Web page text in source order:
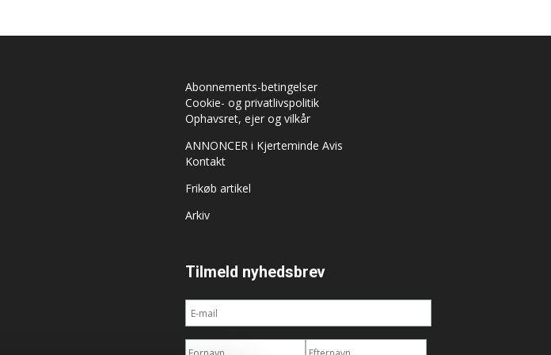
Abonnements-betingelser
Cookie- og privatlivspolitik
Ophavsret, ejer og vilkår
ANNONCER i Kjerteminde Avis
Kontakt
Frikøb artikel
Arkiv
Tilmeld nyhedsbrev